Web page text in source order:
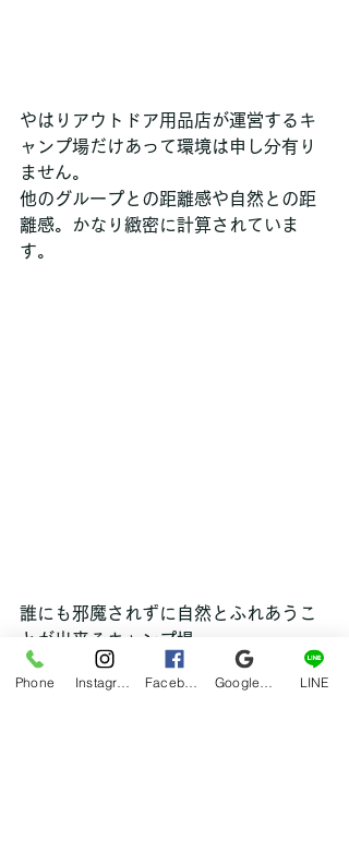
やはりアウトドア用品店が運営するキ
ャンプ場だけあって環境は申し分有り
ません。
他のグループとの距離感や自然との距
離感。かなり緻密に計算されていま
す。
誰にも邪魔されずに自然とふれあうこ
とが出来るキャンプ場。
もう、戻りたくてしょうがないです。
笑
Phone LINE